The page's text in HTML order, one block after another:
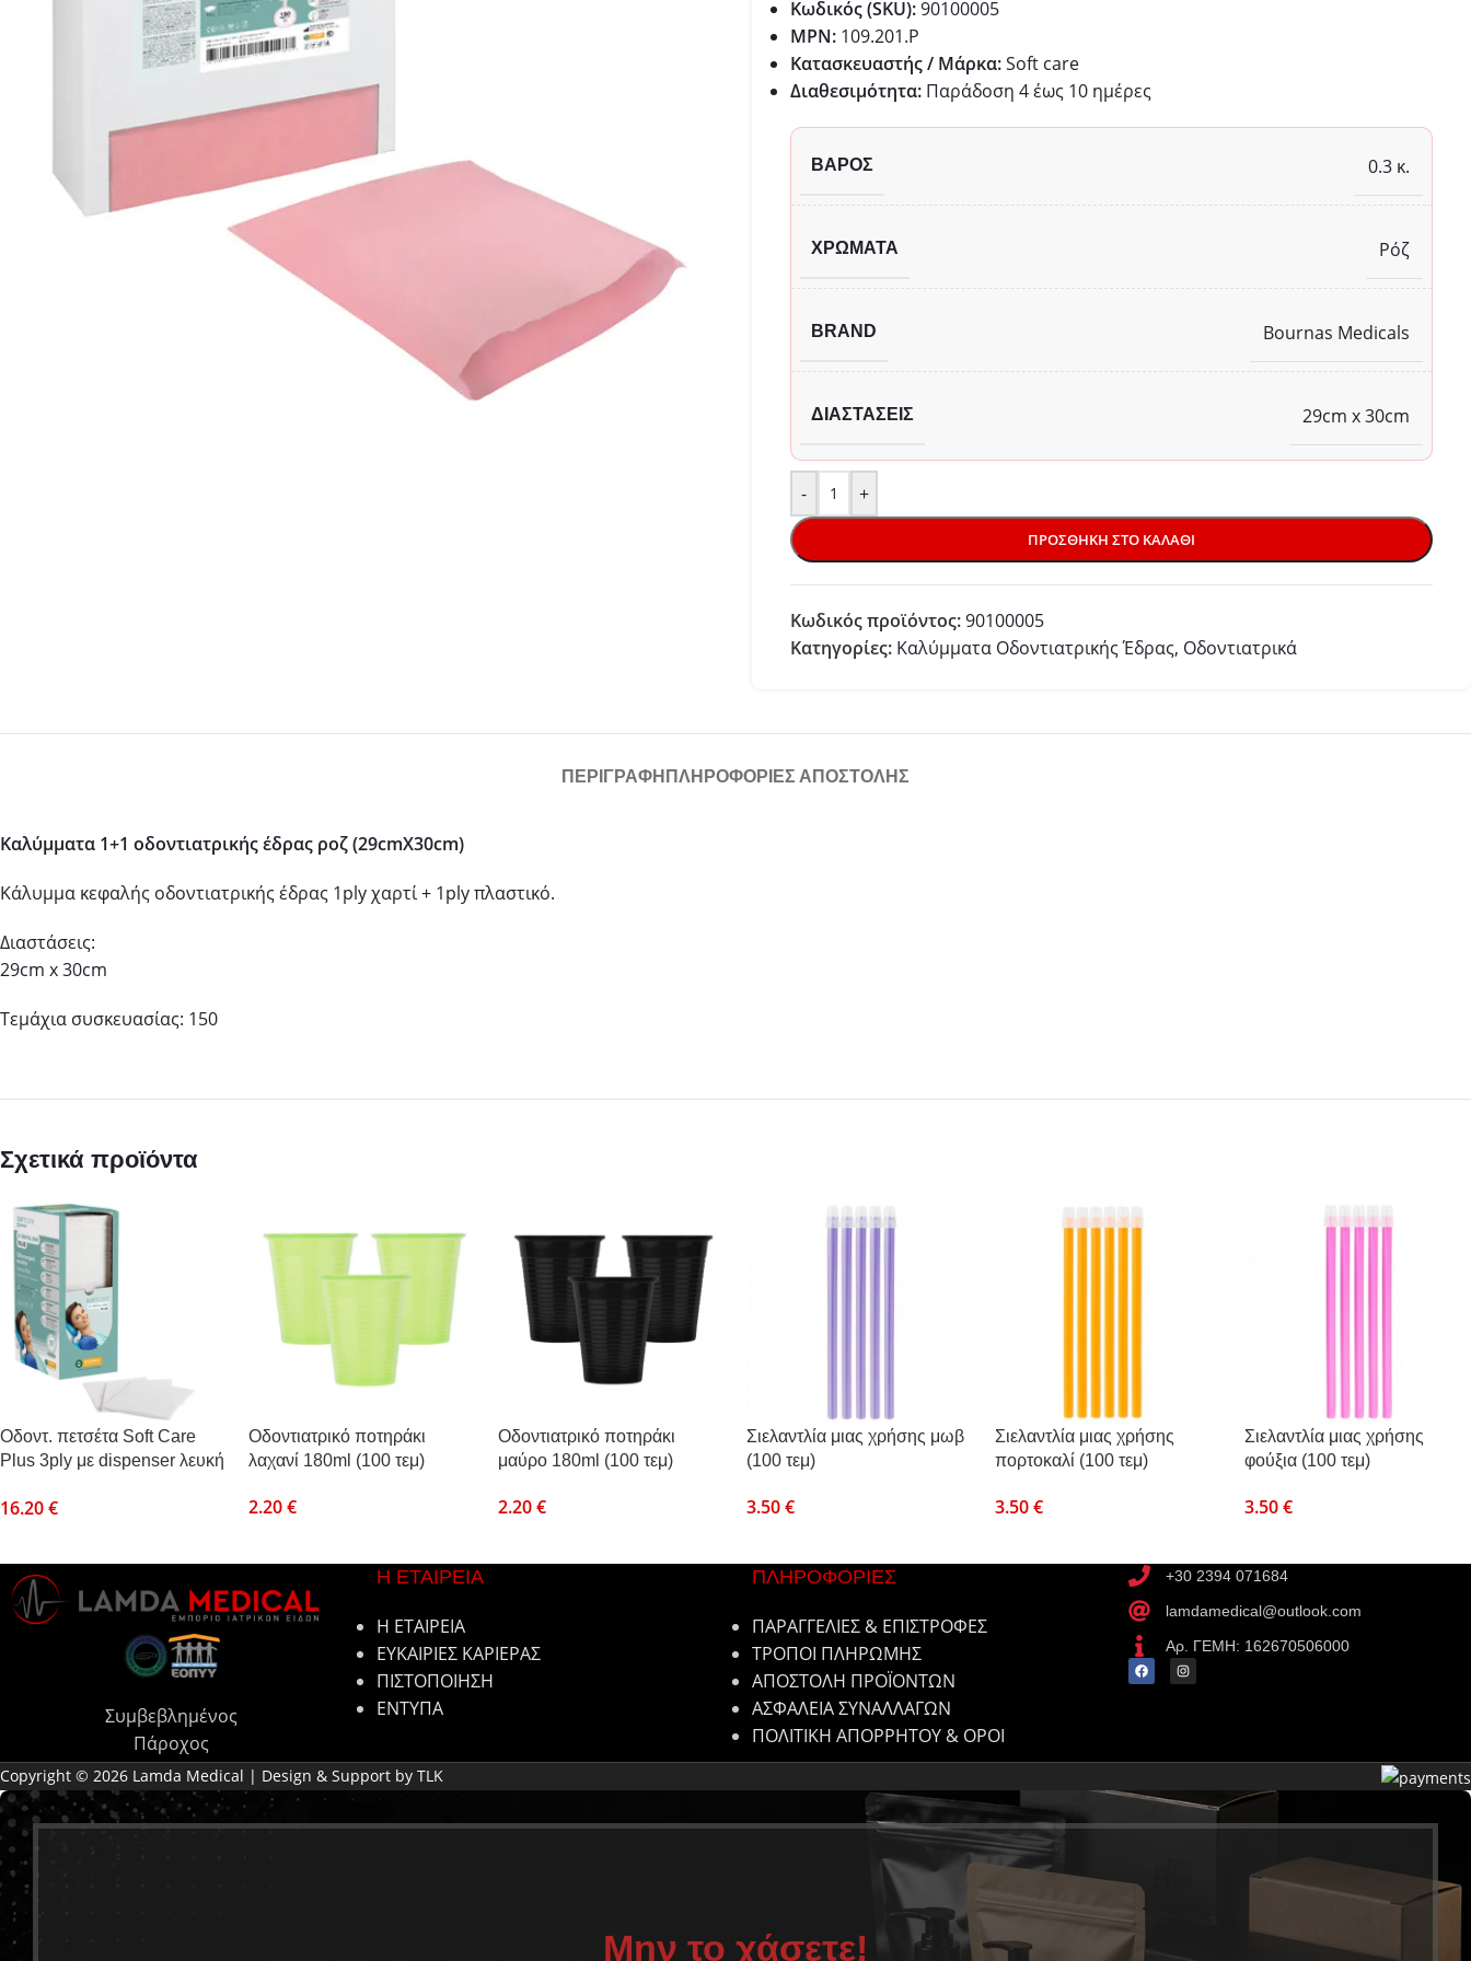
Κωδικός (SKU):90100005
MPN: 109.201.P
Κατασκευαστής / Μάρκα:Soft care
Διαθεσιμότητα: Παράδoση 4 έως 10 ημέρες
ΒΆΡΟΣ 0.3 κ.
ΧΡΏΜΑΤΑ Ρόζ
BRAND Bournas Medicals
ΔΙΑΣΤΆΣΕΙΣ 29cm x 30cm
- +
ΠΡΟΣΘΉΚΗ ΣΤΟ ΚΑΛΆΘΙ
Κωδικός προϊόντος:90100005
Κατηγορίες: Καλύμματα Οδοντιατρικής Έδρας, Οδοντιατρικά
ΠΕΡΙΓΡΑΦΉ ΠΛΗΡΟΦΟΡΙΕΣ ΑΠΟΣΤΟΛΗΣ
Καλύμματα 1+1 οδοντιατρικής έδρας ροζ (29cmX30cm)
Κάλυμμα κεφαλής οδοντιατρικής έδρας 1ply χαρτί + 1ply πλαστικό.
Διαστάσεις:
29cm x 30cm
Τεμάχια συσκευασίας: 150
Σχετικά προϊόντα
Oδοντ. πετσέτα Soft Care
Plus 3ply με dispenser λευκή
16.20€
Οδοντιατρικό ποτηράκι
λαχανί 180ml (100 τεμ)
2.20€
Οδοντιατρικό ποτηράκι
μαύρο 180ml (100 τεμ)
2.20€
Σιελαντλία μιας χρήσης μωβ
(100 τεμ)
3.50€
Σιελαντλία μιας χρήσης
πορτοκαλί (100 τεμ)
3.50€
Σιελαντλία μιας χρήσης
φούξια (100 τεμ)
3.50€
Συμβεβλημένος
Πάροχος
Η ΕΤΑΙΡΕΙΑ
Η ΕΤΑΙΡΕΙΑ
ΕΥΚΑΙΡΙΕΣ ΚΑΡΙΕΡΑΣ
ΠΙΣΤΟΠΟΙΗΣΗ
ΕΝΤΥΠΑ
ΠΛΗΡΟΦΟΡΙΕΣ
ΠΑΡΑΓΓΕΛΙΕΣ & ΕΠΙΣΤΡΟΦΕΣ
ΤΡΟΠΟΙ ΠΛΗΡΩΜΗΣ
ΑΠΟΣΤΟΛΗ ΠΡΟΪΟΝΤΩΝ
ΑΣΦΑΛΕΙΑ ΣΥΝΑΛΛΑΓΩΝ
ΠΟΛΙΤΙΚΗ ΑΠΟΡΡΗΤΟΥ & ΟΡΟΙ
+30 2394 071684
lamdamedical@outlook.com
Αρ. ΓΕΜΗ: 162670506000
Copyright © 2026 Lamda Medical | Design & Support by TLK
Μην το χάσετε!